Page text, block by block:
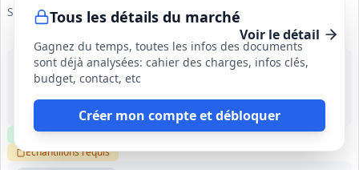
Tous les détails du marché
Gagnez du temps, toutes les infos des documents
sont déjà analysées: cahier des charges, infos clés,
budget, contact, etc
Créer mon compte et débloquer
SA NOALIS
Voir le détail
12 août 2026
Limoges (87)
Clause environnementale Clause sociale Visiteoptionnelle
Échantillonsrequis